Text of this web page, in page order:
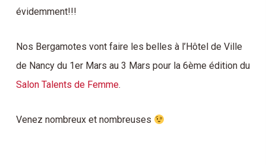
évidemment!!!
Nos Bergamotes vont faire les belles à l’Hôtel de Ville
de Nancy du 1er Mars au 3 Mars pour la 6ème édition du
Salon Talents de Femme.
Venez nombreux et nombreuses